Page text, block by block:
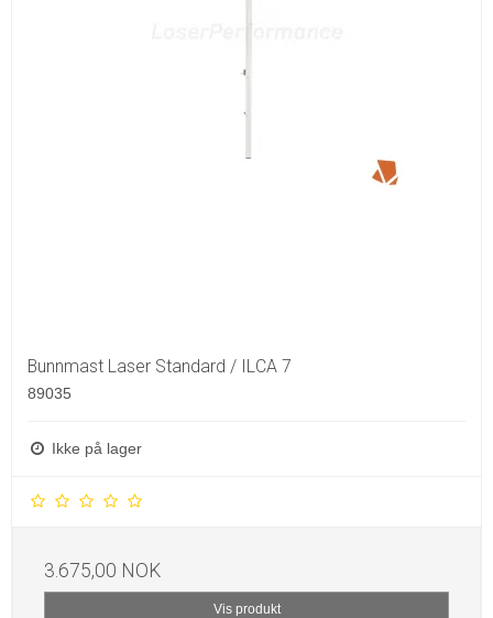
Bunnmast Laser Standard / ILCA 7
89035
Ikke på lager
3.675,00 NOK
Vis produkt